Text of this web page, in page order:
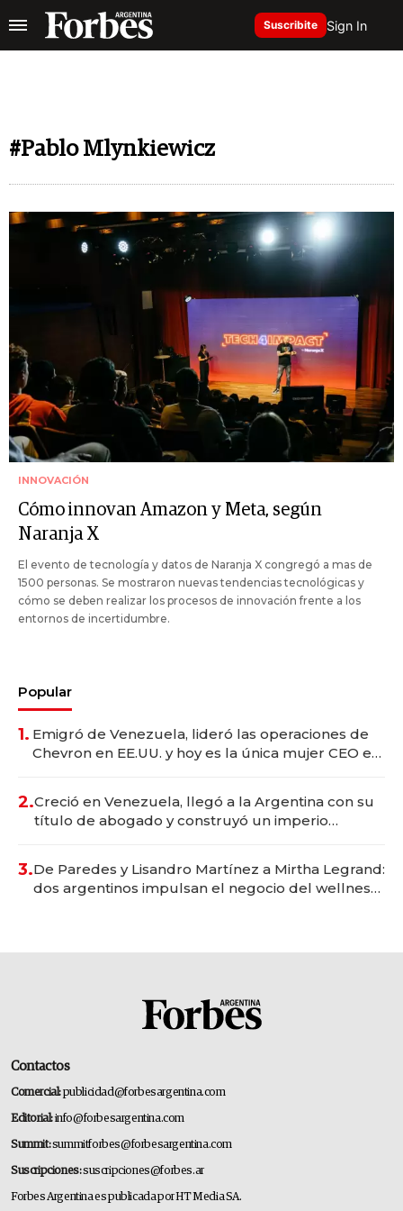
Suscribite Sign In
#Pablo Mlynkiewicz
INNOVACIÓN
Cómo innovan Amazon y Meta, según
Naranja X
El evento de tecnología y datos de Naranja X congregó a mas de
1500 personas. Se mostraron nuevas tendencias tecnológicas y
cómo se deben realizar los procesos de innovación frente a los
entornos de incertidumbre.
Popular
1. Emigró de Venezuela, lideró las operaciones de
Chevron en EE.UU. y hoy es la única mujer CEO en
2.Creció en Venezuela, llegó a la Argentina con su
título de abogado y construyó un imperio
3.De Paredes y Lisandro Martínez a Mirtha Legrand:
dos argentinos impulsan el negocio del wellness
Contactos
Comercial:publicidad@forbesargentina.com
Editorial:info@forbesargentina.com
Summit:summitforbes@forbesargentina.com
Suscripciones:suscripciones@forbes.ar
Forbes Argentina es publicada por HT Media SA.